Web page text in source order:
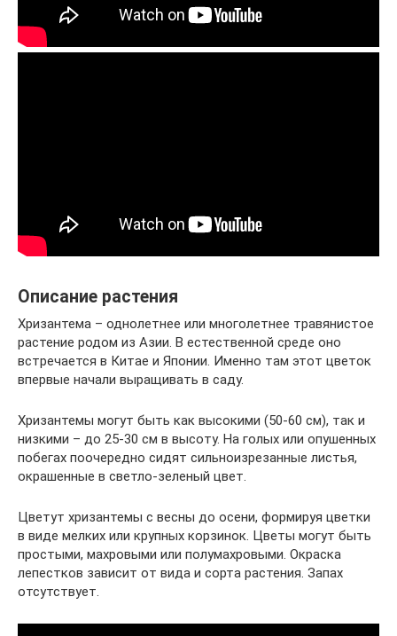
Описание растения
Хризантема – однолетнее или многолетнее травянистое
растение родом из Азии. В естественной среде оно
встречается в Китае и Японии. Именно там этот цветок
впервые начали выращивать в саду.
Хризантемы могут быть как высокими (50-60 см), так и
низкими – до 25-30 см в высоту. На голых или опушенных
побегах поочередно сидят сильноизрезанные листья,
окрашенные в светло-зеленый цвет.
Цветут хризантемы с весны до осени, формируя цветки
в виде мелких или крупных корзинок. Цветы могут быть
простыми, махровыми или полумахровыми. Окраска
лепестков зависит от вида и сорта растения. Запах
отсутствует.